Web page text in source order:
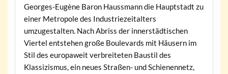
Georges-Eugène Baron Haussmann die Hauptstadt zu
einer Metropole des Industriezeitalters
umzugestalten. Nach Abriss der innerstädtischen
Viertel entstehen große Boulevards mit Häusern im
Stil des europaweit verbreiteten Baustil des
Klassizismus, ein neues Straßen- und Schienennetz,